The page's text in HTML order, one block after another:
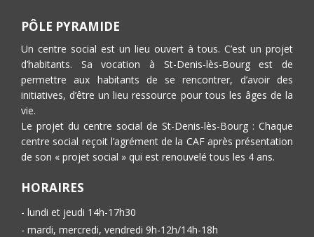
PÔLE PYRAMIDE
Un centre social est un lieu ouvert à tous. C’est un projet
d’habitants. Sa vocation à St-Denis-lès-Bourg est de
permettre aux habitants de se rencontrer, d’avoir des
initiatives, d’être un lieu ressource pour tous les âges de la
vie.
Le projet du centre social de St-Denis-lès-Bourg : Chaque
centre social reçoit l’agrément de la CAF après présentation
de son « projet social » qui est renouvelé tous les 4 ans.
HORAIRES
- lundi et jeudi 14h-17h30
- mardi, mercredi, vendredi 9h-12h/14h-18h